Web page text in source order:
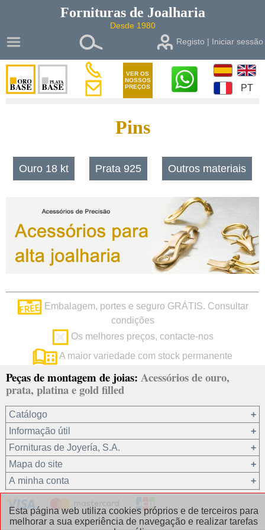
Fornituras de Joalharia
Desde 1980
Registo | Iniciar sessão
VER OS
NOSSOS
PREÇOS
PT
Pins
Ouro 18 kt Prata 925 Outros materiais
Embalagem, portes e seguro GRÁTIS. Consultar
condições
Os melhores preços, contacte-nos
A maior variedade com stock permanente
Peças de montagem de joias: Acessórios de ouro,
prata, platina e gold filled
Catálogo
Ouro 18 kt
Ouro 9 kt
Platina 22.8 kt
Prata 925
Outros materiais
Informação útil
Fornituras de Joyería, S.A.
Quem somos?
condições de venda
Política de cookies
Mapa do site
A minha conta
Recuperar password
Esta página web utiliza cookies próprios e de terceiros para
melhorar a sua experiência de navegação e realizar tarefas